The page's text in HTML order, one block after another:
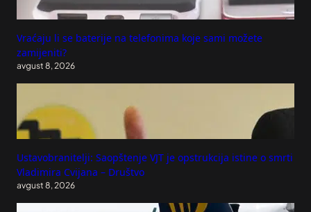
Vraćaju li se baterije na telefonima koje sami možete
zamijeniti?
avgust 8, 2026
Ustavobranitelji: Saopštenje VJT je opstrukcija istine o smrti
Vladimira Cvijana – Društvo
avgust 8, 2026